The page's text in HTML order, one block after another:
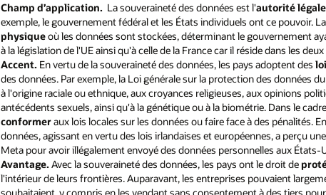
Champ d’application. La souveraineté des données est l'autorité légale
exemple, le gouvernement fédéral et les États individuels ont ce pouvoir.
physiqueoù les données sont stockées, déterminant le gouvernement
à la législation de l'UE ainsi qu'à celle de la France car il réside dans les
Accent. En vertu de la souveraineté des données, les pays adoptent des
des données. Par exemple, la Loi générale sur la protection des données
à l'origine raciale ou ethnique, aux croyances religieuses, aux opinions
antécédents sexuels, ainsi qu'à la génétique ou à la biométrie. Dans le
conformeraux lois locales sur les données ou faire face à des pénalités.
données, agissant en vertu des lois irlandaises et européennes, a perçu
Meta pour avoir illégalement envoyé des données personnelles aux États-
Avantage. Avec la souveraineté des données, les pays ont le droit de
l'intérieur de leurs frontières. Auparavant, les entreprises pouvaient